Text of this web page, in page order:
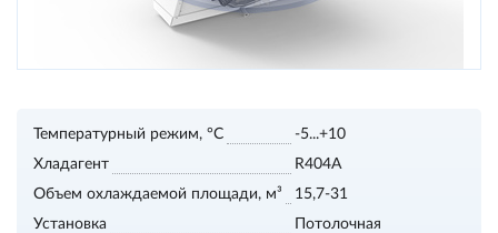
Температурный режим, °С
-5...+10
Хладагент
R404A
Объем охлаждаемой площади, м³
15,7-31
Установка
Потолочная